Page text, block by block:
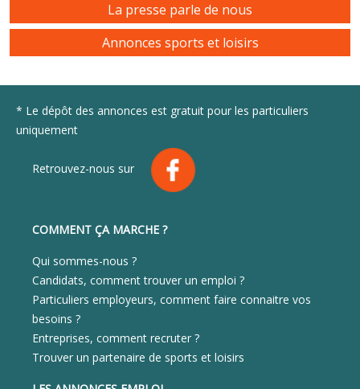
La presse parle de nous
Annonces sports et loisirs
* Le dépôt des annonces est gratuit pour les particuliers
uniquement
Retrouvez-nous sur
COMMENT ÇA MARCHE ?
Qui sommes-nous ?
Candidats, comment trouver un emploi ?
Particuliers employeurs, comment faire connaitre vos
besoins ?
Entreprises, comment recruter ?
Trouver un partenaire de sports et loisirs